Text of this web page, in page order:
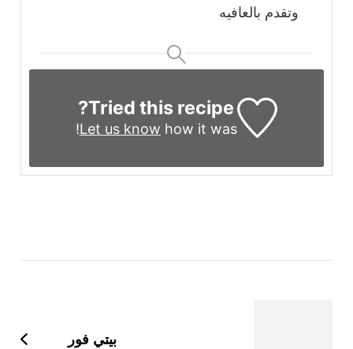
وتقدم بالعافيه
Tried this recipe?
Let us know how it was!
بيتي فور